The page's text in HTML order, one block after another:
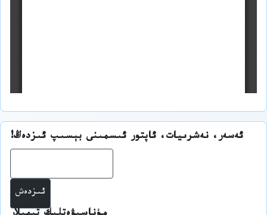
ئەسەر، نەشرىيات، ئاپتور ئىسمىنى بېسىپ ئىزدەڭ!